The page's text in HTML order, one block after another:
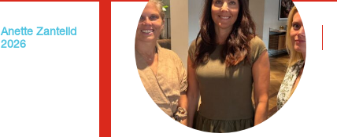
Anette Zantelid
2026